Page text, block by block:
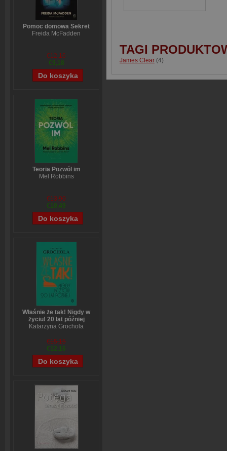
Pomoc domowa Sekret
Freida McFadden
€12,16
€9,18
Teoria Pozwól im
Mel Robbins
€13,90
€10,49
Właśnie że tak! Nigdy w
życiu! 20 lat później
Katarzyna Grochola
€15,15
€12,16
TAGI
James Clear (4)